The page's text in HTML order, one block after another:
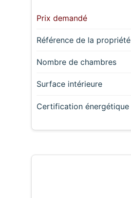
Prix demandé
Référence de la propriété
Nombre de chambres
Surface intérieure
Certification énergétique